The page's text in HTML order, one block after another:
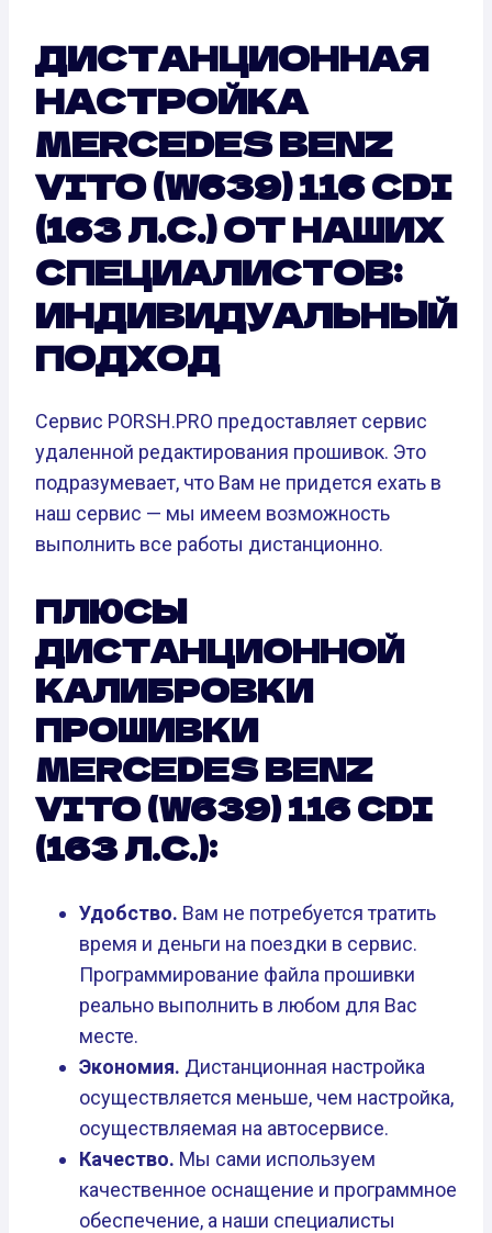
ДИСТАНЦИОННАЯ
НАСТРОЙКА
MERCEDES BENZ
VITO (W639) 116 CDI
(163 Л.С.) ОТ НАШИХ
СПЕЦИАЛИСТОВ:
ИНДИВИДУАЛЬНЫЙ
ПОДХОД
Сервис PORSH.PRO предоставляет сервис
удаленной редактирования прошивок. Это
подразумевает, что Вам не придется ехать в
наш сервис — мы имеем возможность
выполнить все работы дистанционно.
ПЛЮСЫ
ДИСТАНЦИОННОЙ
КАЛИБРОВКИ
ПРОШИВКИ
MERCEDES BENZ
VITO (W639) 116 CDI
(163 Л.С.):
Удобство. Вам не потребуется тратить
время и деньги на поездки в сервис.
Программирование файла прошивки
реально выполнить в любом для Вас
месте.
Экономия. Дистанционная настройка
осуществляется меньше, чем настройка,
осуществляемая на автосервисе.
Качество. Мы сами используем
качественное оснащение и программное
обеспечение, а наши специалисты